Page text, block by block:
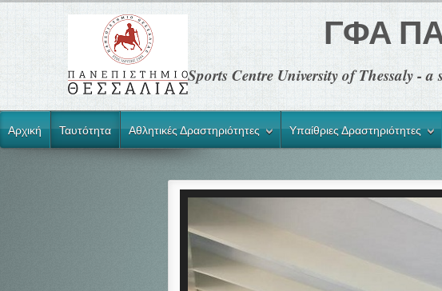
ΓΦΑ
Sports Centre University of Thessaly
Αρχική Ταυτότητα Αθλητικές Δραστηριότητες Υπαίθριες Δραστηριότητες